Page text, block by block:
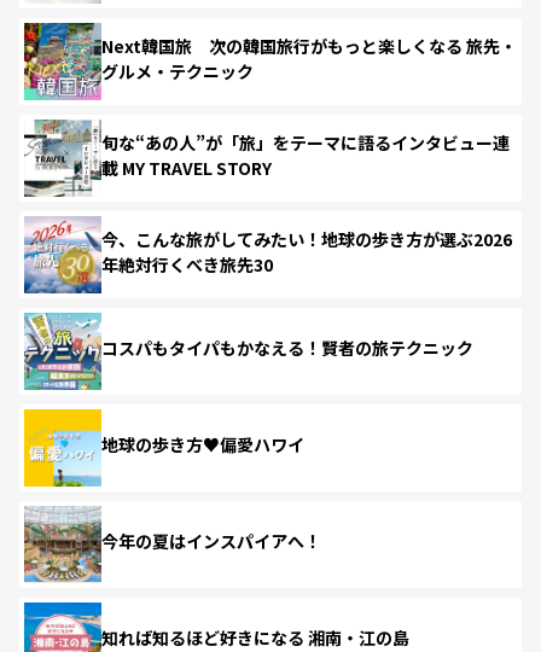
Next韓国旅 次の韓国旅行がもっと楽しくなる 旅先・
グルメ・テクニック
旬な“あの人”が「旅」をテーマに語るインタビュー連
載 MY TRAVEL STORY
今、こんな旅がしてみたい！地球の歩き方が選ぶ2026
年絶対行くべき旅先30
コスパもタイパもかなえる！賢者の旅テクニック
地球の歩き方♥偏愛ハワイ
今年の夏はインスパイアへ！
知れば知るほど好きになる 湘南・江の島